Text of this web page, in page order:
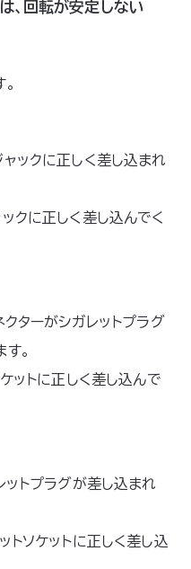
、回転が安定しない
ックに正しく差し込まれ
クに正しく差し込んでく
ターがシガレットプラグ
。
ットに正しく差し込んで
ットプラグが差し込まれ
トソケットに正しく差し込